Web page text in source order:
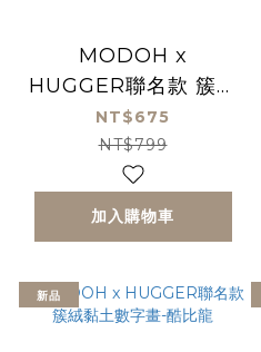
MODOH x
HUGGER聯名款 簇絨
黏土數字畫-小汽車
NT$675
NT$799
加入購物車
新品